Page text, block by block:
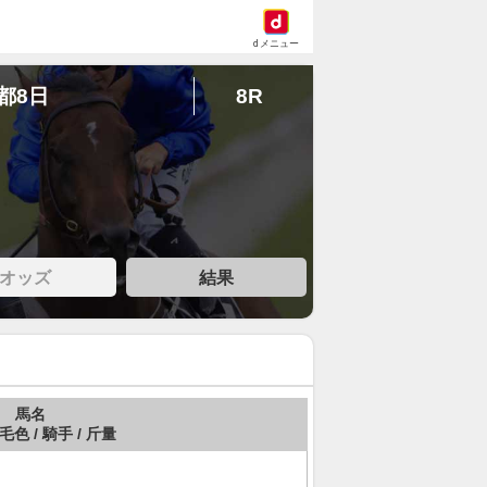
dメニュー
8日 8R
オッズ 結果
馬名
色 / 騎手 / 斤量